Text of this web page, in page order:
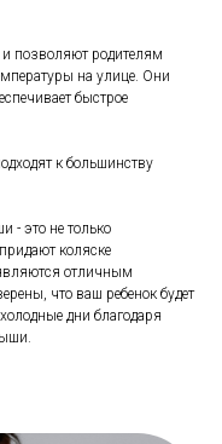
позволяют родителям
на улице. Они
быстрое
к большинству
это не только
коляске
отличным
что ваш ребенок будет
дни благодаря